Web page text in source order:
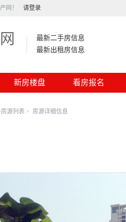
网！ 请登录
最新二手房信息
最新出租房信息
新房楼盘 看房报名
源列表 > 房源详细信息